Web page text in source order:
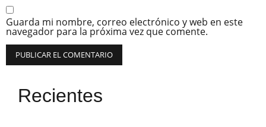
Guarda mi nombre, correo electrónico y web en este
navegador para la próxima vez que comente.
Recientes